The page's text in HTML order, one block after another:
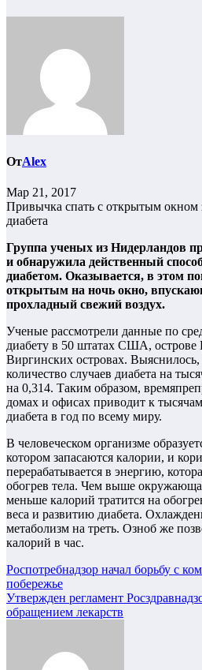
ОтAlex
Мар 21, 2017
Привычка спать с открытым окном
диабета
Группа ученых из Нидерландов
и обнаружила действенный
диабетом. Оказывается, в этом
открытым на ночь окно,
прохладный свежий воздух.
Ученые рассмотрели данные по
диабету в 50 штатах США, острове
Виргинских островах.
количество случаев диабета на
на 0,314. Таким образом,
домах и офисах приводит к
диабета в год по всему миру.
В человеческом организме
котором запасаются калории, и
перерабатывается в энергию,
обогрев тела. Чем выше
меньше калорий тратится на
веса и развитию диабета.
метаболизм на треть. Озноб же
калорий в час.
Навигация
по
записям
Роспотребнадзор начал борьбу с
побережье
Утвержден регламент
обращением лекарств